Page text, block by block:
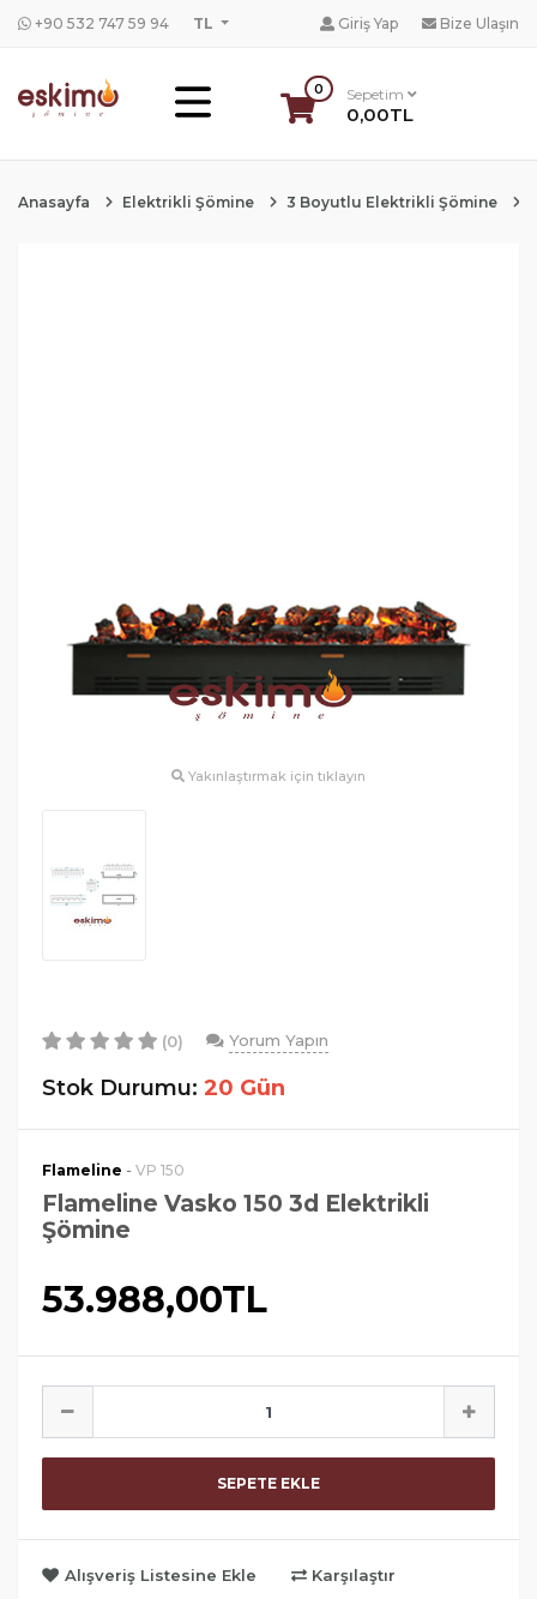
+90 532 747 59 94 TL Giriş Yap Bize Ulaşın
0 Sepetim
0,00TL
Anasayfa Elektrikli Şömine 3 Boyutlu Elektrikli Şömine
Yakınlaştırmak için tıklayın
(0) Yorum Yapın
Stok Durumu: 20 Gün
Flameline - VP 150
Flameline Vasko 150 3d Elektrikli
Şömine
53.988,00TL
SEPETE EKLE
Alışveriş Listesine Ekle Karşılaştır